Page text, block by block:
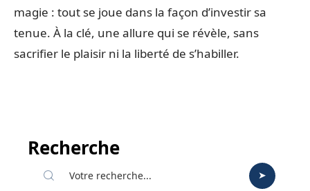
magie : tout se joue dans la façon d’investir sa
tenue. À la clé, une allure qui se révèle, sans
sacrifier le plaisir ni la liberté de s’habiller.
Recherche